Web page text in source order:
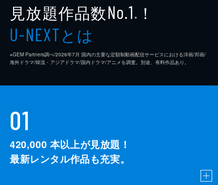
見放題作品数No.1 ※ ！
U-NEXTとは
※GEM Partners調べ/2026年7⽉ 国内の主要な定額制動画配信サービスにおける洋画/邦画/
海外ドラマ/韓流・アジアドラマ/国内ドラマ/アニメを調査。別途、有料作品あり。
01
420,000 本以上が見放題！
最新レンタル作品も充実。